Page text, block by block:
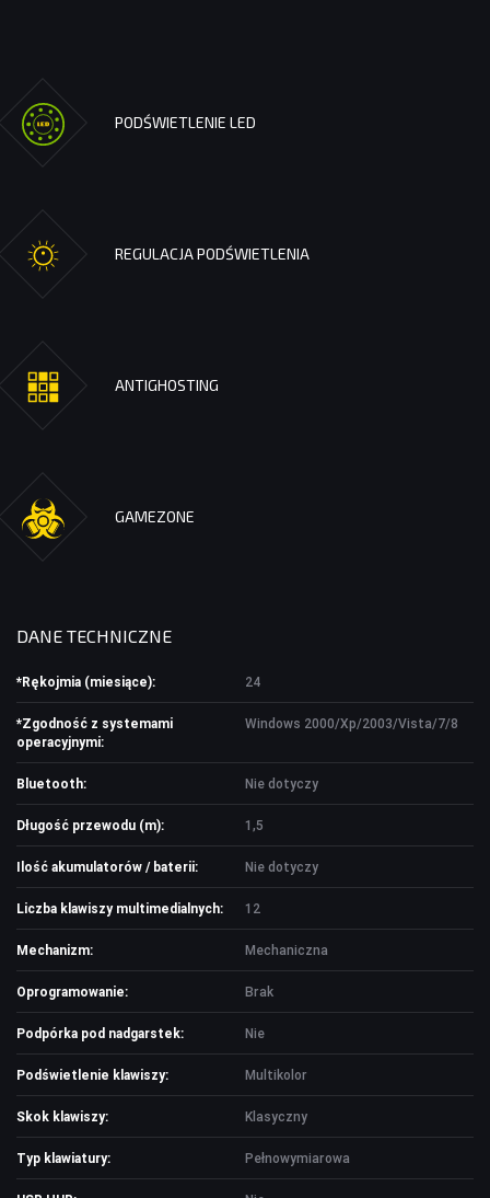
PODŚWIETLENIE LED
REGULACJA PODŚWIETLENIA
ANTIGHOSTING
GAMEZONE
DANE TECHNICZNE
*Rękojmia (miesiące): 24
*Zgodność z systemami
operacyjnymi:
Windows 2000/Xp/2003/Vista/7/8
Bluetooth: Nie dotyczy
Długość przewodu (m): 1,5
Ilość akumulatorów / baterii: Nie dotyczy
Liczba klawiszy multimedialnych: 12
Mechanizm: Mechaniczna
Oprogramowanie: Brak
Podpórka pod nadgarstek: Nie
Podświetlenie klawiszy: Multikolor
Skok klawiszy: Klasyczny
Typ klawiatury: Pełnowymiarowa